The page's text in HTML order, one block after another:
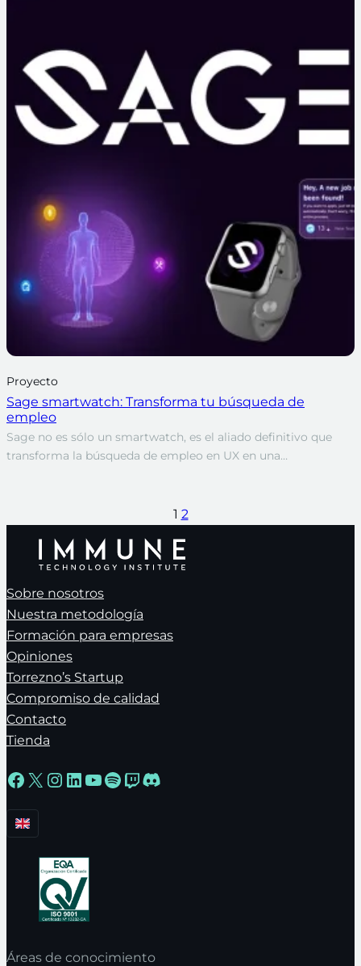
Proyecto
Sage smartwatch: Transforma tu búsqueda de
empleo
Sage no es sólo un smartwatch, es el aliado definitivo que
transforma la búsqueda de empleo en UX en una…
1 2
Sobre nosotros
Nuestra metodología
Formación para empresas
Opiniones
Torrezno’s Startup
Compromiso de calidad
Contacto
Tienda
Facebook
X Instagram
LinkedIn
YouTube
Spotify
Twitch
Discord
Áreas de conocimiento